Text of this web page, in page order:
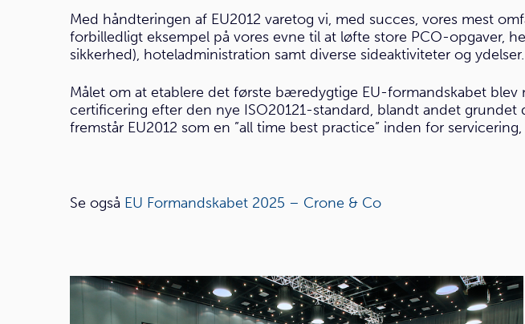
Med håndteringen af EU2012 varetog vi, med succes, vores mest
forbilledligt eksempel på vores evne til at løfte store PCO-opgaver,
sikkerhed), hoteladministration samt diverse sideaktiviteter og ydelser.
Målet om at etablere det første bæredygtige EU-formandskabet
certificering efter den nye ISO20121-standard, blandt andet
fremstår EU2012 som en ”all time best practice” inden for
Se også EU Formandskabet 2025 – Crone & Co